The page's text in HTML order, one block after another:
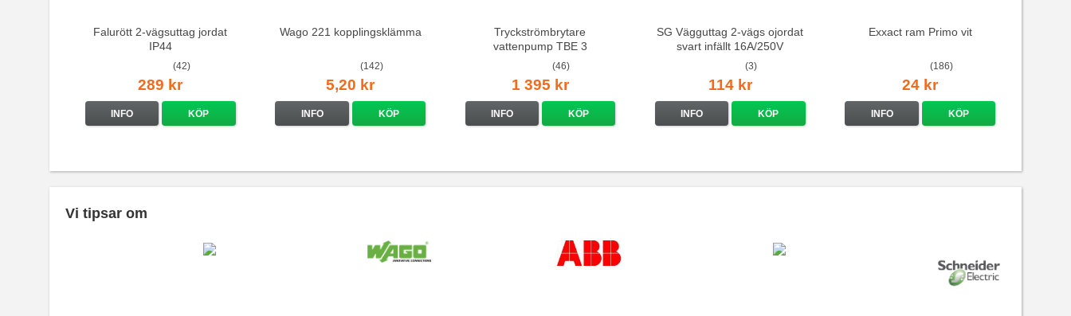
Falurött 2-vägsuttag jordat
IP44
(42)
289 kr
INFO KÖP
Wago 221 kopplingsklämma
(142)
5,20 kr
INFO KÖP
Tryckströmbrytare
vattenpump TBE 3
(46)
1 395 kr
INFO KÖP
SG Vägguttag 2-vägs ojordat
svart infällt 16A/250V
(3)
114 kr
INFO KÖP
Exxact ram Primo vit
(186)
24 kr
INFO KÖP
Vi tipsar om